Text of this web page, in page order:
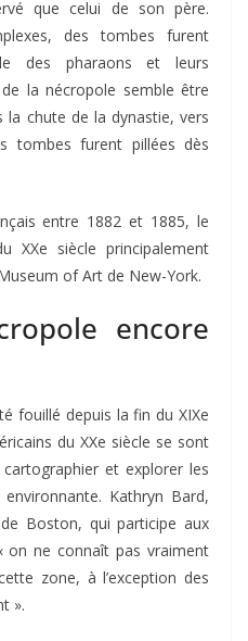
que celui de son père.
des tombes furent
des pharaons et leurs
de la nécropole semble être
chute de la dynastie, vers
tombes furent pillées dès
entre 1882 et 1885, le
siècle principalement
of Art de New-York.
encore
fouillé depuis la fin du XIXe
du XXe siècle se sont
et explorer les
Kathryn Bard,
Boston, qui participe aux
on ne connaît pas vraiment
zone, à l’exception des
».